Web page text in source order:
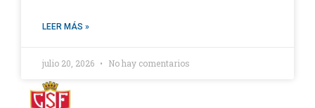
LEER MÁS »
julio 20, 2026 No hay comentarios